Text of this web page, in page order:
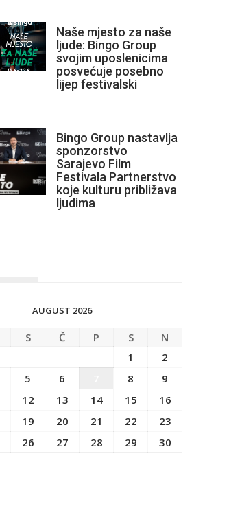
Naše mjesto za naše
ljude: Bingo Group
svojim uposlenicima
posvećuje posebno
lijep festivalski
Bingo Group nastavlja
sponzorstvo
Sarajevo Film
Festivala Partnerstvo
koje kulturu približava
ljudima
AUGUST 2026
S Č P S
N
1
2
5 6 8
9
12 13 14 15
16
19 20 21 22
23
26 27 28 29
30